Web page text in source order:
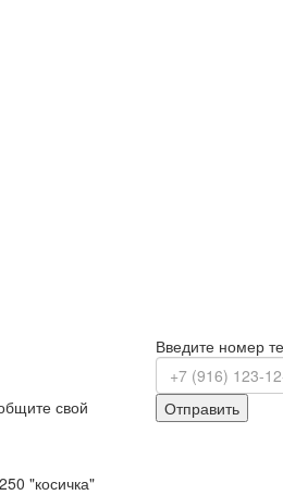
свой
Введите номер
Отправить
"косичка"